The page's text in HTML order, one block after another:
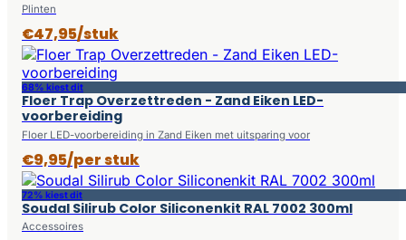
Plinten
€47,95/stuk
68% kiest dit
Floer Trap Overzettreden - Zand Eiken LED-
voorbereiding
Floer LED-voorbereiding in Zand Eiken met uitsparing voor
€9,95/per stuk
72% kiest dit
Soudal Silirub Color Siliconenkit RAL 7002 300ml
Accessoires